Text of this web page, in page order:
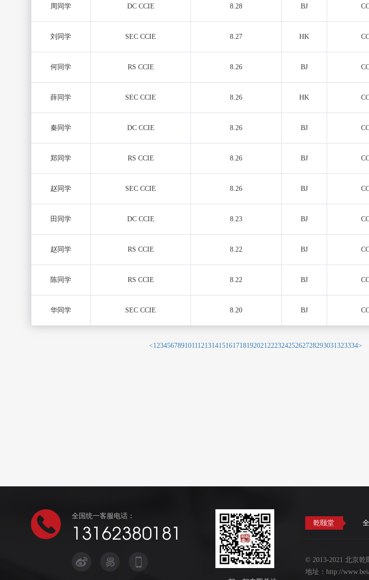
周同学 DC CCIE 8.28 BJ
刘同学 SEC CCIE 8.27 HK
何同学 RS CCIE 8.26 BJ
薛同学 SEC CCIE 8.26 HK
秦同学 DC CCIE 8.26 BJ
郑同学 RS CCIE 8.26 BJ
赵同学 SEC CCIE 8.26 BJ
田同学 DC CCIE 8.23 BJ
赵同学 RS CCIE 8.22 BJ
陈同学 RS CCIE 8.22 BJ
华同学 SEC CCIE 8.20 BJ
<12345678910111213141516171819202122232425262728293031323334>
全国统一客服电话：
13162380181 乾颐堂
© 2013-2021 北京
地址：http://